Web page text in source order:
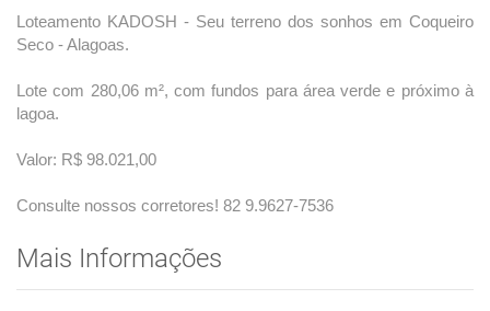
Loteamento KADOSH - Seu terreno dos sonhos em Coqueiro
Seco - Alagoas.
Lote com 280,06 m², com fundos para área verde e próximo à
lagoa.
Valor: R$ 98.021,00
Consulte nossos corretores! 82 9.9627-7536
Mais Informações